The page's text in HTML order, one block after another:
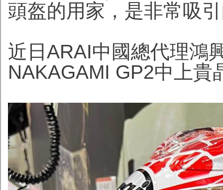
頭盔的用家，是非常吸
近日ARAI中國總代理鴻
NAKAGAMI GP2中上貴